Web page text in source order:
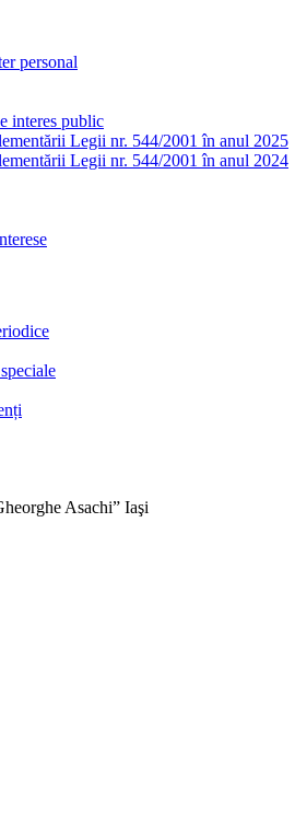
personal
interes public
Legii nr. 544/2001 în anul 2025
Legii nr. 544/2001 în anul 2024
Asachi” Iaşi